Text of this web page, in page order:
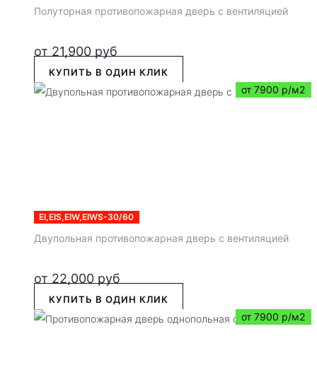
Полуторная противопожарная дверь с вентиляцией
от 21,900 руб
КУПИТЬ В ОДИН КЛИК
от 7900 р/м2
EI,EIS,EIW,EIWS-30/60
Двупольная противопожарная дверь с вентиляцией
от 22,000 руб
КУПИТЬ В ОДИН КЛИК
от 7900 р/м2